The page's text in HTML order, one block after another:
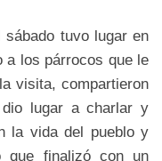
tuvo lugar en
a los párrocos que le
visita, compartieron
dio lugar a charlar y
la vida del pueblo y
que finalizó con un